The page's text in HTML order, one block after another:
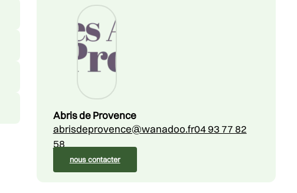
Abris de Provence
abrisdeprovence@wanadoo.fr04 93 77 82
58
nous contacter